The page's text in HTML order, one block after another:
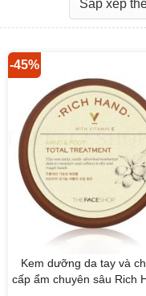
-45%
Kem dưỡng da tay và
cấp ẩm chuyên sâu Rich